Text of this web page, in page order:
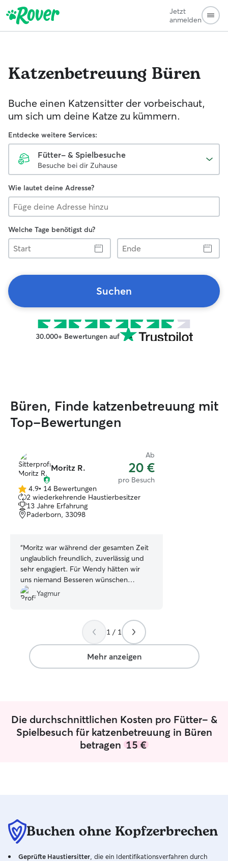
Jetzt
anmelden
Katzenbetreuung Büren
Buche einen Katzensitter der vorbeischaut,
um sich um deine Katze zu kümmern.
Entdecke weitere Services:
Fütter- & Spielbesuche
Besuche bei dir Zuhause
Wie lautet deine Adresse?
Welche Tage benötigst du?
Start
Ende
Suchen
30.000+ Bewertungen auf
Büren, Finde katzenbetreuung mit
Top-Bewertungen
Moritz R.
Ab
20 €
pro Besuch
4.9
von
5
Sternen
4.9• 14 Bewertungen
2 wiederkehrende Haustierbesitzer
13 Jahre Erfahrung
Paderborn, 33098
“Moritz war während der gesamten Zeit
unglaublich freundlich, zuverlässig und
sehr engagiert. Für Wendy hätten wir
uns niemand Besseren wünschen
können. Ganz herzlichen Dank für alles –
wir würden ihn jederzeit
Yagmur
1 / 1
Mehr anzeigen
Die durchschnittlichen Kosten pro Fütter- &
Spielbesuch für katzenbetreuung in Büren
betragen 15 €
Buchen ohne Kopfzerbrechen
Geprüfte Haustiersitter , die ein Identifikationsverfahren durch